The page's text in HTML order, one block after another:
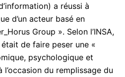
a réussi à
d’un acteur basé en
Group ». Selon l’INSA,
de faire peser une «
psychologique et
du remplissage du